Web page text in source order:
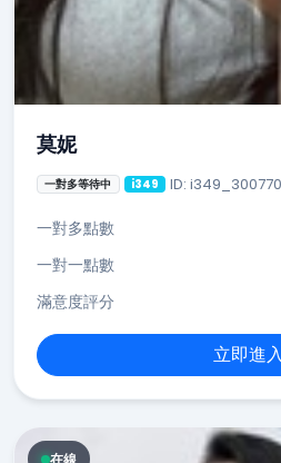
莫妮
一對多等待中 i349 ID: i349_300770
一對多點數
一對一點數
滿意度評分
立即進
在線